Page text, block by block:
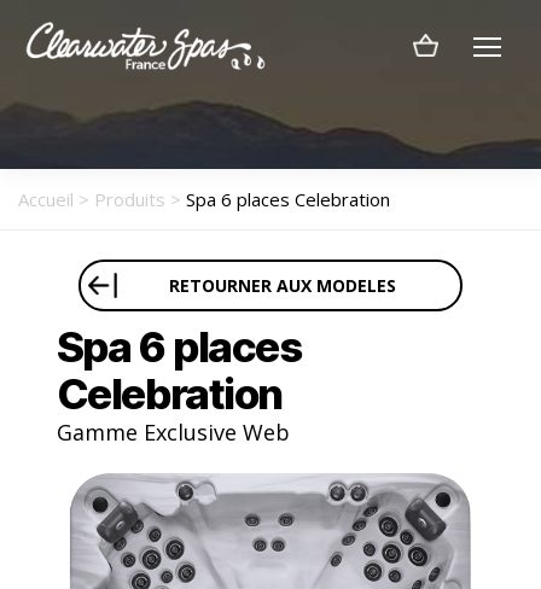
Spas
Accueil > Produits > Spa 6 places Celebration
RETOURNER AUX MODELES
Spa 6 places
Celebration
Gamme Exclusive Web